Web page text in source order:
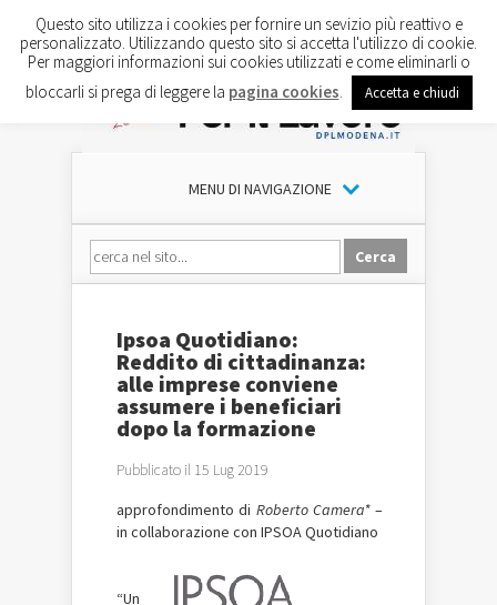
MENU DI NAVIGAZIONE
Ipsoa Quotidiano:
Reddito di cittadinanza:
alle imprese conviene
assumere i beneficiari
dopo la formazione
Pubblicato il 15 Lug 2019
approfondimento di Roberto Camera*–
in collaborazione con IPSOA Quotidiano
“Un
Questo sito utilizza i cookies per fornire un sevizio più reattivo e
personalizzato. Utilizzando questo sito si accetta l'utilizzo di cookie.
Per maggiori informazioni sui cookies utilizzati e come eliminarli o
bloccarli si prega di leggere la pagina cookies Accetta e chiudi